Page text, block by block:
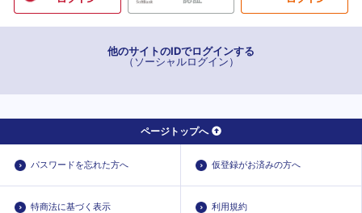
他のサイトのIDでログインする
（ソーシャルログイン）
ページトップへ
パスワードを忘れた方へ 仮登録がお済みの方へ
特商法に基づく表示 利用規約